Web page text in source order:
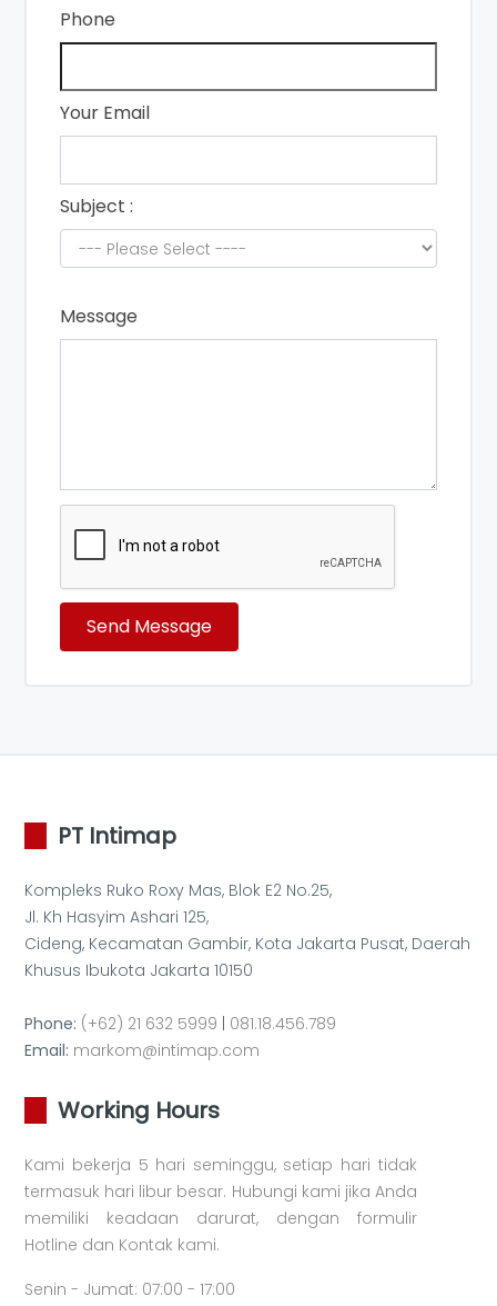
Phone
Your Email
Subject :
Message
Send Message
PT Intimap
Kompleks Ruko Roxy Mas, Blok E2 No.25,
Jl. Kh Hasyim Ashari 125,
Cideng, Kecamatan Gambir, Kota Jakarta Pusat, Daerah
Khusus Ibukota Jakarta 10150
Phone: (+62) 21 632 5999
081.18.456.789
Email: markom@intimap.com
Working Hours
Kami bekerja 5 hari seminggu, setiap hari tidak
termasuk hari libur besar. Hubungi kami jika Anda
memiliki keadaan darurat, dengan formulir
Hotline dan Kontak kami.
Senin - Jumat: 07:00 - 17:00